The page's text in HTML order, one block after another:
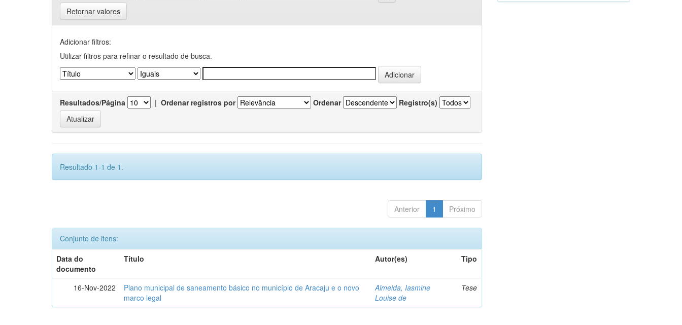
Retornar valores
Adicionar filtros:
Utilizar filtros para refinar o resultado de busca.
Resultados/Página | Ordenar registros por Ordenar Registro(s)
Resultado 1-1 de 1.
Anterior 1 Próximo
Conjunto de itens:
Data do
documento
Título Autor(es) Tipo
16-Nov-2022
Plano municipal de saneamento básico no município de Aracaju e o novo
marco legal
Almeida, Iasmine
Louise de
Tese